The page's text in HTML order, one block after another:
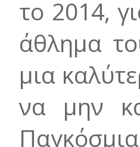
το 2014,
άθλημα
μια
να μην